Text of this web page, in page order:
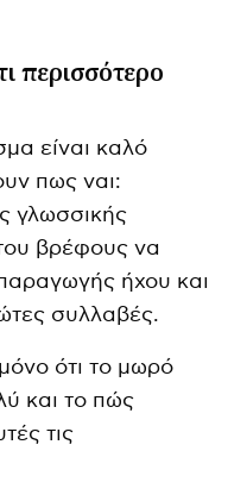
περισσότερο
είναι καλό
πως ναι:
γλωσσικής
βρέφους να
ήχου και
συλλαβές.
ότι το μωρό
και το πώς
τις